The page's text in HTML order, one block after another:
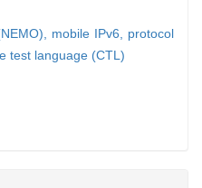
mobile IPv6, protocol
test language (CTL)